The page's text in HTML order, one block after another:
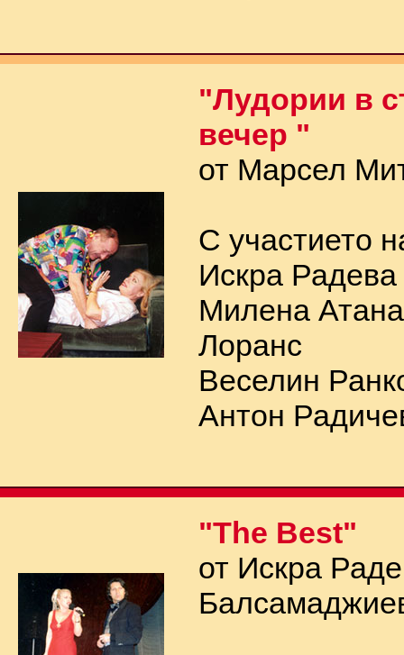
"Лудории в
вечер "
от Марсел
С участието
Искра
Милена
Лоранс
Веселин
Антон
"The Best"
от Искра